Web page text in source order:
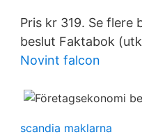
Pris kr 319. Se
beslut Faktabok
Novint falcon
scandia maklarna